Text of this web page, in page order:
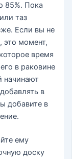
85%. Пока
таз
Если вы не
это момент,
время
в раковине
начинают
в
добавите в
ему
доску